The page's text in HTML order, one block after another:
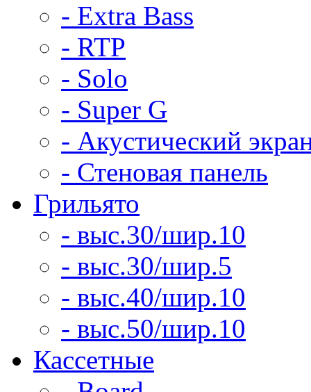
- Extra Bass
- RTP
- Solo
- Super G
- Акустический
- Стеновая панель
Грильято
- выс.30/шир.10
- выс.30/шир.5
- выс.40/шир.10
- выс.50/шир.10
Кассетные